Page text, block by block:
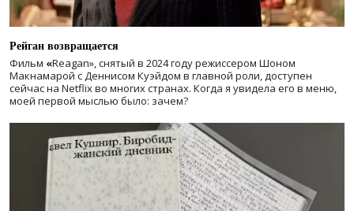
Рейган возвращается
Фильм «Reagan», снятый в 2024 годурежиссером Шоном
Макнамарой с Деннисом Куэйдом в главной роли, доступен
сейчас на Netflix во многих странах. Когда я увидела его в меню,
моей первой мыслью было: зачем?